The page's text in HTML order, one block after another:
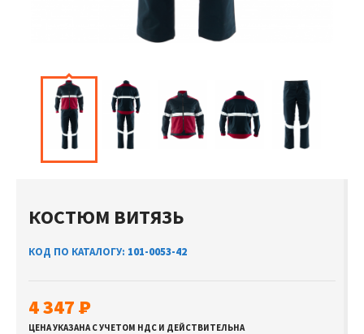
КОСТЮМ ВИТЯЗЬ
КОД ПО КАТАЛОГУ: 101-0053-42
4 347
ЦЕНА УКАЗАНА С УЧЕТОМ НДС И ДЕЙСТВИТЕЛЬНА